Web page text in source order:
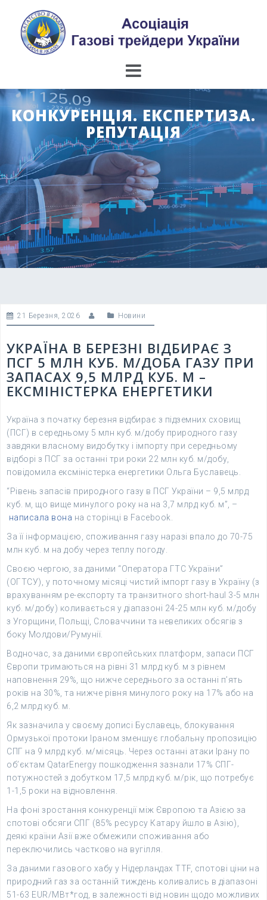
content
КОНКУРЕНЦІЯ. ЕКСПЕРТИЗА.
РЕПУТАЦІЯ
21 Березня, 2026 Новини
УКРАЇНА В БЕРЕЗНІ ВІДБИРАЄ З
ПСГ 5 МЛН КУБ. М/ДОБА ГАЗУ ПРИ
ЗАПАСАХ 9,5 МЛРД КУБ. М –
ЕКСМІНІСТЕРКА ЕНЕРГЕТИКИ
Україна з початку березня відбирає з підземних сховищ
(ПСГ) в середньому 5 млн куб. м/добу природного газу
завдяки власному видобутку і імпорту при середньому
відборі з ПСГ за останні три роки 22 млн куб. м/добу,
повідомила ексміністерка енергетики Ольга Буславець.
“Рівень запасів природного газу в ПСГ України – 9,5 млрд
куб. м, що вище минулого року на на 3,7 млрд куб. м”, –
написала вона на сторінці в Facebook.
За її інформацією, споживання газу наразі впало до 70-75
млн куб. м на добу через теплу погоду.
Своєю чергою, за даними “Оператора ГТС України”
(ОГТСУ), у поточному місяці чистий імпорт газу в Україну (з
врахуванням ре-експорту та транзитного short-haul 3-5 млн
куб. м/добу) коливається у діапазоні 24-25 млн куб. м/добу
з Угорщини, Польщі, Словаччини та невеликих обсягів з
боку Молдови/Румунії.
Водночас, за даними європейських платформ, запаси ПСГ
Європи тримаються на рівні 31 млрд куб. м з рівнем
наповнення 29%, що нижче середнього за останні п’ять
років на 30%, та нижче рівня минулого року на 17% або на
6,2 млрд куб. м.
Як зазначила у своєму дописі Буславець, блокування
Ормузької протоки Іраном зменшує глобальну пропозицію
СПГ на 9 млрд куб. м/місяць. Через останні атаки Ірану по
об’єктам QatarEnergy пошкодження зазнали 17% СПГ-
потужностей з добутком 17,5 млрд куб. м/рік, що потребує
1-1,5 роки на відновлення.
На фоні зростання конкуренції між Європою та Азією за
спотові обсяги СПГ (85% ресурсу Катару йшло в Азію),
деякі країни Азії вже обмежили споживання або
переключились частково на вугілля.
За даними газового хабу у Нідерландах TTF, спотові ціни на
природний газ за останній тиждень коливались в діапазоні
51-63 EUR/МВт*год, в залежності від новин щодо можливих